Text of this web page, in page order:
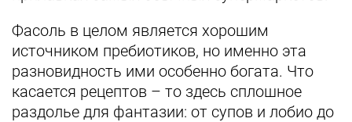
Фасоль в целом является хорошим
источником пребиотиков, но именно эта
разновидность ими особенно богата. Что
касается рецептов – то здесь сплошное
раздолье для фантазии: от супов и лобио до